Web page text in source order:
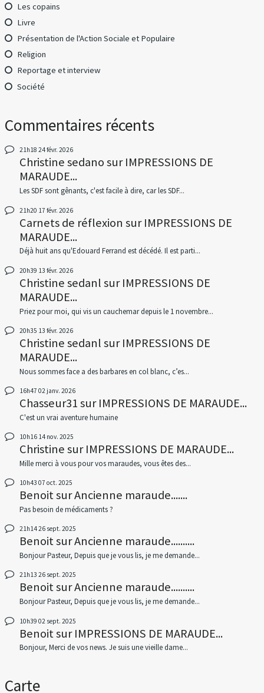
Les copains
Livre
Présentation de l'Action Sociale et Populaire
Religion
Reportage et interview
Société
Commentaires récents
21h18 24févr. 2026
Christine sedanosurIMPRESSIONS DE
MARAUDE...
Les SDF sont gênants, c'est facile à dire, car les SDF...
21h20 17 févr. 2026
Carnets de réflexion surIMPRESSIONS DE
MARAUDE...
Déjà huit ans qu'Edouard Ferrand est décédé. Il est parti...
20h39 13 févr. 2026
Christine sedanlsurIMPRESSIONS DE
MARAUDE...
Priez pour moi, qui vis un cauchemar depuis le 1 novembre...
20h35 13 févr. 2026
Christine sedanlsurIMPRESSIONS DE
MARAUDE...
Nous sommes face a des barbares en col blanc, c’es...
16h47 02 janv. 2026
Chasseur31surIMPRESSIONS DE MARAUDE...
C'est un vrai aventure humaine
10h16 14 nov. 2025
ChristinesurIMPRESSIONS DE MARAUDE...
Mille merci à vous pour vos maraudes, vous êtes des...
10h43 07 oct. 2025
BenoitsurAncienne maraude.......
Pas besoin de médicaments ?
21h1426 sept. 2025
BenoitsurAncienne maraude..........
Bonjour Pasteur, Depuis que je vous lis, je me demande...
21h13 26 sept. 2025
BenoitsurAncienne maraude..........
Bonjour Pasteur, Depuis que je vous lis, je me demande...
10h39 02 sept. 2025
BenoitsurIMPRESSIONS DE MARAUDE...
Bonjour, Merci de vos news. Je suis une vieille dame...
Carte